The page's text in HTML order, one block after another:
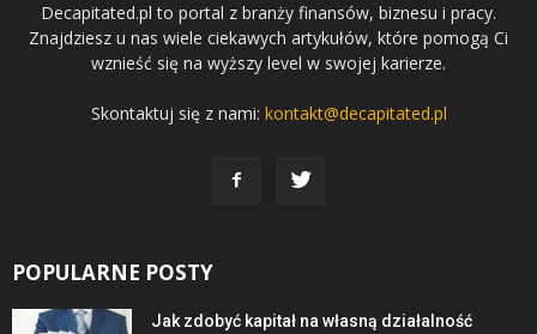
Decapitated.pl to portal z branży finansów, biznesu i pracy.
Znajdziesz u nas wiele ciekawych artykułów, które pomogą Ci
wznieść się na wyższy level w swojej karierze.
Skontaktuj się z nami: kontakt@decapitated.pl
POPULARNE POSTY
Jak zdobyć kapitał na własną działalność